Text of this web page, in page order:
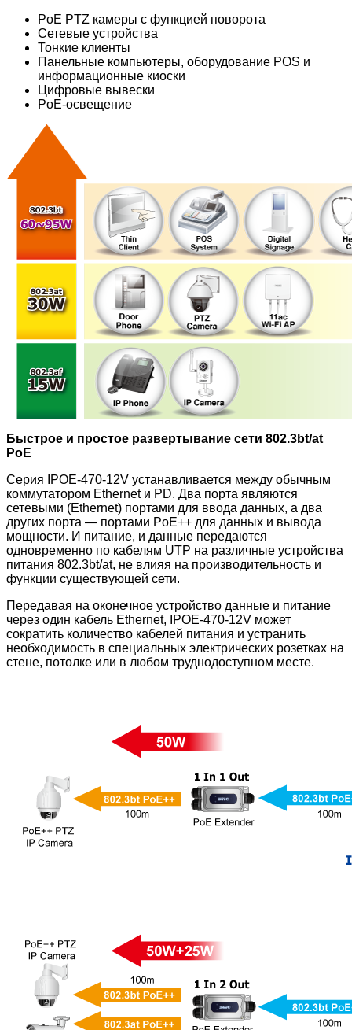
PoE PTZ камеры с функцией поворота
Сетевые устройства
Тонкие клиенты
Панельные компьютеры, оборудование POS и
информационные киоски
Цифровые вывески
PoE-освещение
Быстрое и простое развертывание сети 802.3bt/at
PoE
Серия IPOE-470-12V устанавливается между обычным
коммутатором Ethernet и PD. Два порта являются
сетевыми (Ethernet) портами для ввода данных, а два
других порта — портами PoE++ для данных и вывода
мощности. И питание, и данные передаются
одновременно по кабелям UTP на различные устройства
питания 802.3bt/at, не влияя на производительность и
функции существующей сети.
Передавая на оконечное устройство данные и питание
через один кабель Ethernet, IPOE-470-12V может
сократить количество кабелей питания и устранить
необходимость в специальных электрических розетках на
стене, потолке или в любом труднодоступном месте.